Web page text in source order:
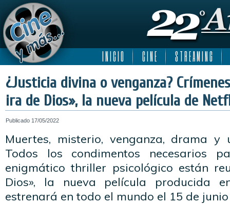
I N I C I O C I N E S T R E A M I N G
¿Justicia divina o venganza?
ira de Dios», la nueva película de
Publicado 17/05/2022
Muertes, misterio, venganza, drama y
Todos los condimentos necesarios
enigmático thriller psicológico están
Dios», la nueva película producida
estrenará en todo el mundo el 15 de